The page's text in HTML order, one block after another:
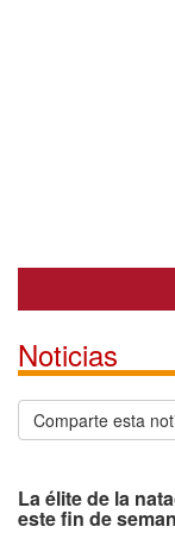
Noticias
Comparte esta
La élite de la
este fin de